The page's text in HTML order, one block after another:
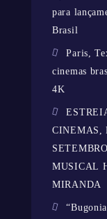
para
Brasil
Paris,
cinemas
4K
CINEMAS,
MUSICAL
MIRANDA